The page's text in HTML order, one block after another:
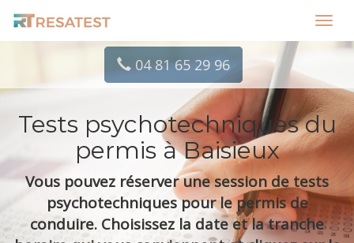
04 81 65 29 96
Tests psychotechniques du
permis à Baisieux
Vous pouvez réserver une session de tests
psychotechniques pour le permis de
conduire. Choisissez la date et la tranche